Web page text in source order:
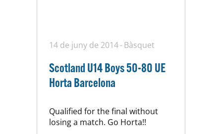
14 de juny de 2014 Bàsquet
Scotland U14 Boys 50-80 UE
Horta Barcelona
Qualified for the final without
losing a match. Go Horta!!